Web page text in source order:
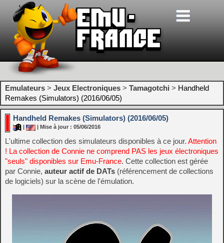
Emulateurs > Jeux Electroniques > Tamagotchi > Handheld
Remakes (Simulators) (2016/06/05)
Handheld Remakes (Simulators) (2016/06/05)
| Mise à jour : 05/06/2016
L'ultime collection des simulateurs disponibles à ce jour. Attention
! La collection de Connie ne comprend PAS les jeux électroniques
"seuls" disponibles sur Emu-France. Cette collection est gérée
par Connie, auteur actif de DATs (référencement de collections
de logiciels) sur la scène de l'émulation.